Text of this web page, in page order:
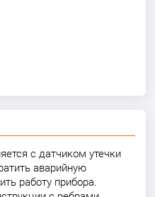
с датчиком утечки
аварийную
работу прибора.